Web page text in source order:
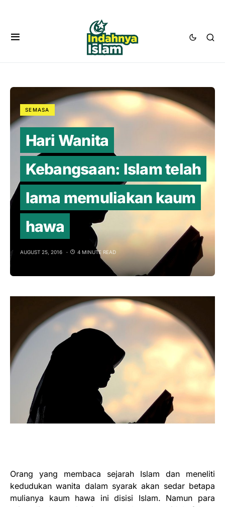
SEMASA
Hari Wanita
Kebangsaan: Islam telah
lama memuliakan kaum
hawa
AUGUST 25, 2016 4 MINUTE READ
Orang yang membaca sejarah Islam dan meneliti
kedudukan wanita dalam syarak akan sedar betapa
mulianya kaum hawa ini disisi Islam. Namun para